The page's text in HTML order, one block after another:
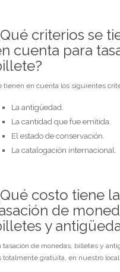
criterios se
cuenta para
tienen en cuenta los siguientes
La antigüedad.
La cantidad que fue emitida.
El estado de conservación.
La catalogación internacional.
costo tiene la
de
y
tasación de monedas, billetes y
totalmente gratuita, en nuestro local.